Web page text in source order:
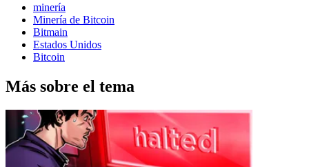
minería
Minería de Bitcoin
Bitmain
Estados Unidos
Bitcoin
Más sobre el tema